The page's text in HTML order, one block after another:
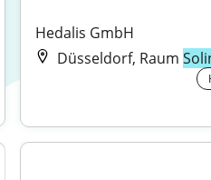
Hedalis GmbH
Düsseldorf, Raum